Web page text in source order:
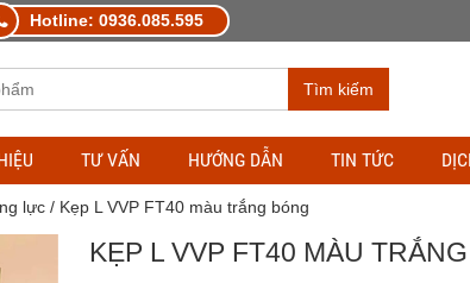
Hotline: 0936.085.595
Tìm kiếm
TƯ VẤN HƯỚNG DẪN TIN TỨC
lực/ Kẹp L VVP FT40 màu trắng bóng
KẸP L VVP FT40 MÀU